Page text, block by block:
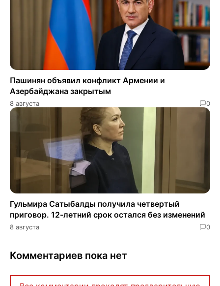
Пашинян объявил конфликт Армении и
Азербайджана закрытым
8 августа 0
Гульмира Сатыбалды получила четвертый
приговор. 12-летний срок остался без изменений
8 августа 0
Комментариев пока нет